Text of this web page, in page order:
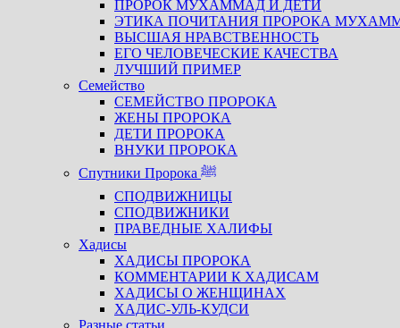
ПРОРОК МУХАММАД И ДЕТИ
ЭТИКА ПОЧИТАНИЯ ПРОРОКА
ВЫСШАЯ НРАВСТВЕННОСТЬ
ЕГО ЧЕЛОВЕЧЕСКИЕ КАЧЕСТВА
ЛУЧШИЙ ПРИМЕР
Семейство
СЕМЕЙСТВО ПРОРОКА
ЖЕНЫ ПРОРОКА
ДЕТИ ПРОРОКА
ВНУКИ ПРОРОКА
Спутники Пророка ﷺ
СПОДВИЖНИЦЫ
СПОДВИЖНИКИ
ПРАВЕДНЫЕ ХАЛИФЫ
Хадисы
ХАДИСЫ ПРОРОКА
КОММЕНТАРИИ К ХАДИСАМ
ХАДИСЫ О ЖЕНЩИНАХ
ХАДИС-УЛЬ-КУДСИ
Разные статьи